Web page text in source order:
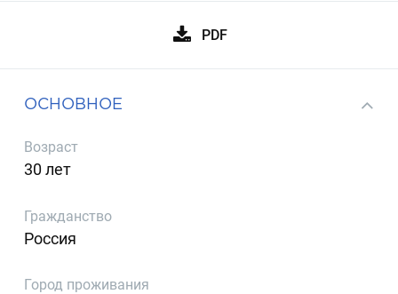
PDF
ОСНОВНОЕ
Возраст
30 лет
Гражданство
Россия
Город проживания